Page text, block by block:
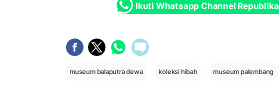
Ikuti Whatsapp Channel Republika
museum balaputra dewa koleksi hibah museum palembang